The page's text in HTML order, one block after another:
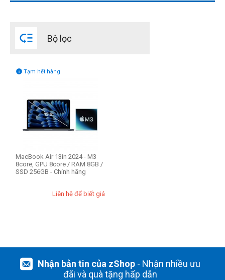
Đời Mac
CPU Mac
Apple M3 8-core
RAM Mac
8GB
 Bộ lọc
Tạm hết hàng

MacBook Air 13in 2024 - M3
8core, GPU 8core / RAM 8GB /
SSD 256GB - Chính hãng
Liên hệ để biết giá
Nhận bản tin của zShop- Nhận nhiều ưu
đãi và quà tặng hấp dẫn